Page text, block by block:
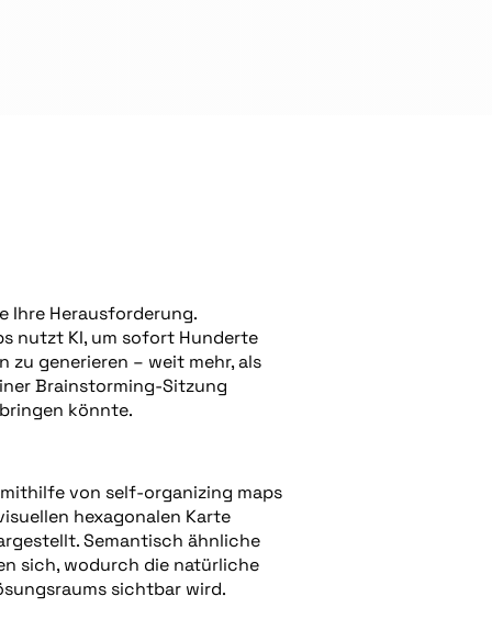
Ihre Herausforderung.
nutzt KI, um sofort Hunderte
zu generieren – weit mehr, als
Brainstorming-Sitzung
könnte.
von self-organizing maps
hexagonalen Karte
Semantisch ähnliche
sich, wodurch die natürliche
sichtbar wird.